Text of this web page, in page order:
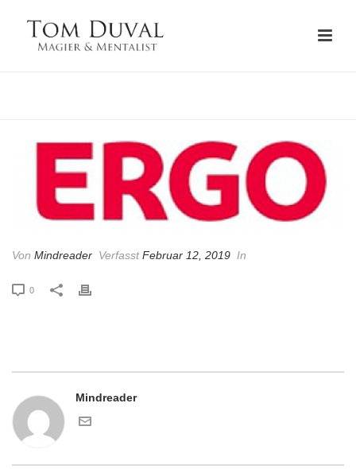
Von Mindreader VerfasstFebruar 12, 2019 In
0
Mindreader